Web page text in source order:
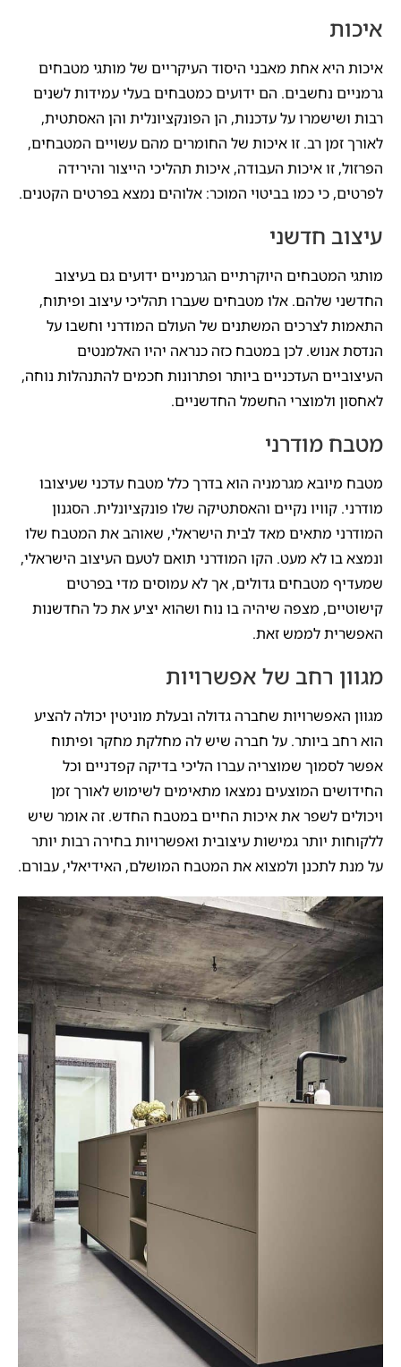
איכות
איכות היא אחת מאבני היסוד העיקריים של מותגי מטבחים
גרמניים נחשבים. הם ידועים כמטבחים בעלי עמידות לשנים
רבות ושישמרו על עדכנות, הן הפונקציונלית והן האסתטית,
לאורך זמן רב. זו איכות של החומרים מהם עשויים המטבחים,
הפרזול, זו איכות העבודה, איכות תהליכי הייצור והירידה
לפרטים, כי כמו בביטוי המוכר: אלוהים נמצא בפרטים הקטנים.
עיצוב חדשני
מותגי המטבחים היוקרתיים הגרמניים ידועים גם בעיצוב
החדשני שלהם. אלו מטבחים שעברו תהליכי עיצוב ופיתוח,
התאמות לצרכים המשתנים של העולם המודרני וחשבו על
הנדסת אנוש. לכן במטבח כזה כנראה יהיו האלמנטים
העיצוביים העדכניים ביותר ופתרונות חכמים להתנהלות נוחה,
לאחסון ולמוצרי החשמל החדשניים.
מטבח מודרני
מטבח מיובא מגרמניה הוא בדרך כלל מטבח עדכני שעיצובו
מודרני. קוויו נקיים והאסתטיקה שלו פונקציונלית. הסגנון
המודרני מתאים מאד לבית הישראלי, שאוהב את המטבח שלו
ונמצא בו לא מעט. הקו המודרני תואם לטעם העיצוב הישראלי,
שמעדיף מטבחים גדולים, אך לא עמוסים מדי בפרטים
קישוטיים, מצפה שיהיה בו נוח ושהוא יציע את כל החדשנות
האפשרית לממש זאת.
מגוון רחב של אפשרויות
מגוון האפשרויות שחברה גדולה ובעלת מוניטין יכולה להציע
הוא רחב ביותר. על חברה שיש לה מחלקת מחקר ופיתוח
אפשר לסמוך שמוצריה עברו הליכי בדיקה קפדניים וכל
החידושים המוצעים נמצאו מתאימים לשימוש לאורך זמן
ויכולים לשפר את איכות החיים במטבח החדש. זה אומר שיש
ללקוחות יותר גמישות עיצובית ואפשרויות בחירה רבות יותר
על מנת לתכנן ולמצוא את המטבח המושלם, האידיאלי, עבורם.